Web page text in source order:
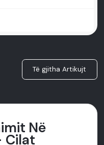
Të gjitha Artikujt
Në
Cilat